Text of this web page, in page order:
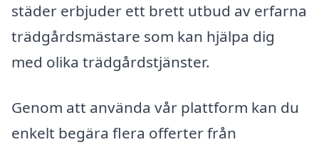
städer erbjuder ett brett utbud av erfarna
trädgårdsmästare som kan hjälpa dig
med olika trädgårdstjänster.
Genom att använda vår plattform kan du
enkelt begära flera offerter från